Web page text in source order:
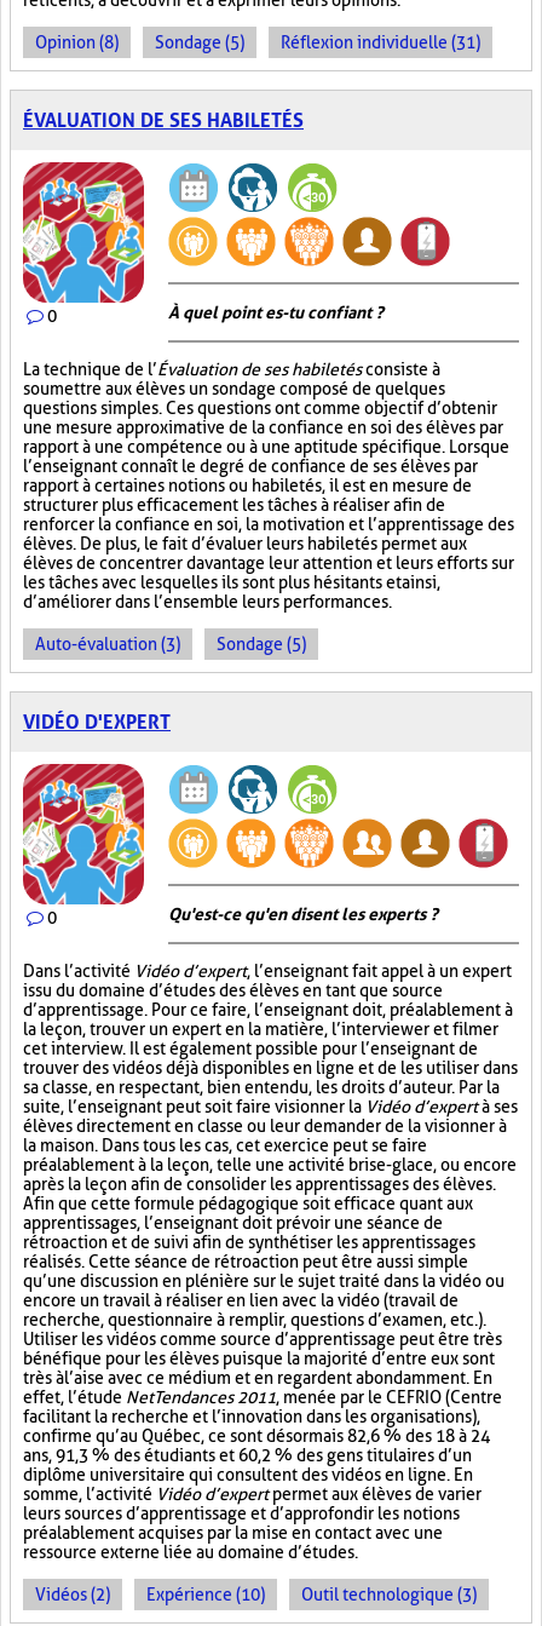
Opinion (8) Sondage (5) Réflexion individuelle (31)
ÉVALUATION DE SES HABILETÉS
0 À quel point es-tu confiant ?
La technique de l’Évaluation de ses habiletésconsiste à
soumettre aux élèves un sondage composé de quelques
questions simples. Ces questions ont comme objectif d’obtenir
une mesure approximative de la confiance en soi des élèves par
rapport à une compétence ou à une aptitude spécifique. Lorsque
l’enseignant connaît le degré de confiance de ses élèves par
rapport à certaines notions ou habiletés, il est en mesure de
structurer plus efficacement les tâches à réaliser afin de
renforcer la confiance en soi, la motivation et l’apprentissage des
élèves. De plus, le fait d’évaluer leurs habiletés permet aux
élèves de concentrer davantage leur attention et leurs efforts sur
les tâches avec lesquelles ils sont plus hésitants et ainsi,
d’améliorer dans l’ensemble leurs performances.
Auto-évaluation (3) Sondage (5)
VIDÉO D'EXPERT
0 Qu'est-ce qu'en disent les experts ?
Dans l’activité Vidéo d’expert, l’enseignant fait appel à un expert
issu du domaine d’études des élèves en tant que source
d’apprentissage. Pour ce faire, l’enseignant doit, préalablement à
la leçon, trouver un expert en la matière, l’interviewer et filmer
cet interview. Il est également possible pour l’enseignant de
trouver des vidéos déjà disponibles en ligne et de les utiliser dans
sa classe, en respectant, bien entendu, les droits d’auteur. Par la
suite, l’enseignant peut soit faire visionner la Vidéo d’expertà ses
élèves directement en classe ou leur demander de la visionner à
la maison. Dans tous les cas, cet exercice peut se faire
préalablement à la leçon, telle une activité brise-glace, ou encore
après la leçon afin de consolider les apprentissages des élèves.
Afin que cette formule pédagogique soit efficace quant aux
apprentissages, l’enseignant doit prévoir une séance de
rétroaction et de suivi afin de synthétiser les apprentissages
réalisés. Cette séance de rétroaction peut être aussi simple
qu’une discussion en plénière sur le sujet traité dans la vidéo ou
encore un travail à réaliser en lien avec la vidéo (travail de
recherche, questionnaire à remplir, questions d’examen, etc.).
Utiliser les vidéos comme source d’apprentissage peut être très
bénéfique pour les élèves puisque la majorité d’entre eux sont
très à l’aise avec ce médium et en regardent abondamment. En
effet, l’étude NetTendances 2011, menée par le CEFRIO (Centre
facilitant la recherche et l’innovation dans les organisations),
confirme qu’au Québec, ce sont désormais 82,6 % des 18 à 24
ans, 91,3 % des étudiants et 60,2 % des gens titulaires d’un
diplôme universitaire qui consultent des vidéos en ligne. En
somme, l’activité Vidéo d’expertpermet aux élèves de varier
leurs sources d’apprentissage et d’approfondir les notions
préalablement acquises par la mise en contact avec une
ressource externe liée au domaine d’études.
Vidéos (2) Expérience (10) Outil technologique (3)